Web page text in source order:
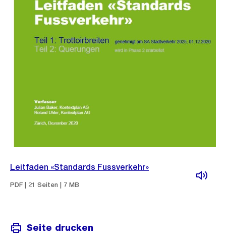
Leitfaden «Standards Fussverkehr»
PDF | 21 Seiten | 7 MB
Seite drucken